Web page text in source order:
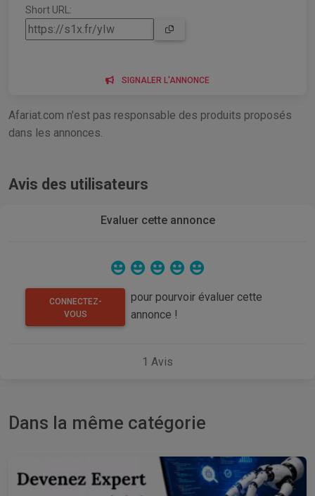
Short URL:
SIGNALER L'ANNONCE
Afariat.com n'est pas responsable des produits proposés
dans les annonces.
Avis des utilisateurs
Evaluer cette annonce
CONNECTEZ-
VOUS
pour pourvoir évaluer cette
annonce !
1 Avis
Dans la même catégorie